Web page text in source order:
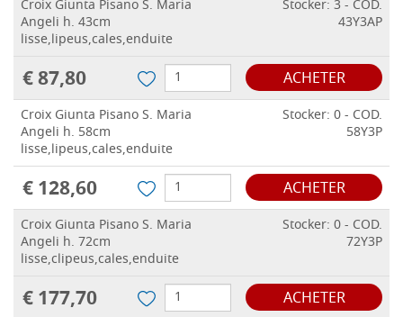
Croix Giunta Pisano S. Maria
Angeli h. 43cm
lisse,lipeus,cales,enduite
Stocker: 3 - COD.
43Y3AP
€ 87,80 ACHETER
Croix Giunta Pisano S. Maria
Angeli h. 58cm
lisse,lipeus,cales,enduite
Stocker: 0 - COD.
58Y3P
€ 128,60 ACHETER
Croix Giunta Pisano S. Maria
Angeli h. 72cm
lisse,clipeus,cales,enduite
Stocker: 0 - COD.
72Y3P
€ 177,70 ACHETER